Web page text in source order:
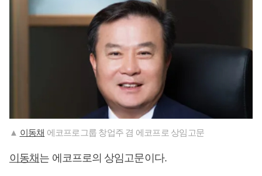
▲ 이동채 에코프로그룹 창업주 겸 에코프로 상임고문
이동채 는 에코프로의 상임고문이다.